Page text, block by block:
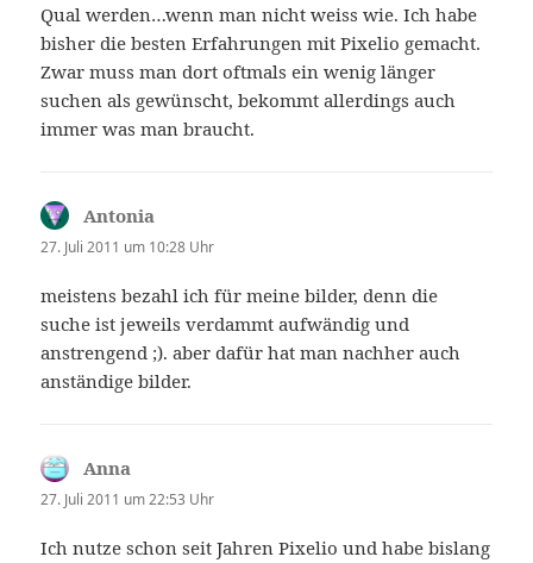
Qual werden…wenn man nicht weiss wie. Ich habe
bisher die besten Erfahrungen mit Pixelio gemacht.
Zwar muss man dort oftmals ein wenig länger
suchen als gewünscht, bekommt allerdings auch
immer was man braucht.
Antonia
27. Juli 2011 um 10:28 Uhr
meistens bezahl ich für meine bilder, denn die
suche ist jeweils verdammt aufwändig und
anstrengend ;). aber dafür hat man nachher auch
anständige bilder.
Anna
27. Juli 2011 um 22:53 Uhr
Ich nutze schon seit Jahren Pixelio und habe bislang